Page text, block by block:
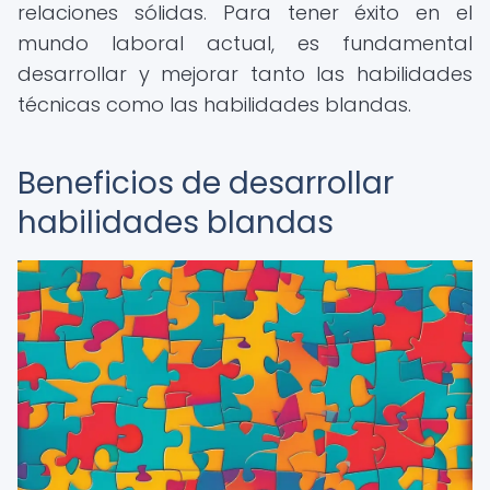
relaciones sólidas. Para tener éxito en el
mundo laboral actual, es fundamental
desarrollar y mejorar tanto las habilidades
técnicas como las habilidades blandas.
Beneficios de desarrollar
habilidades blandas